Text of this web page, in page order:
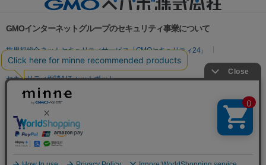
GMOインターネットグループのセキュリティ事業について
世界初総合ネットセキュリティサービス「GMOセキュリティ24」
パスワード漏洩診断
Webサイトリスク診断
セキュリティ相談AIチャットボット
実在証明・盗聴対策
サイバー攻撃対策（GMO Flatt Security）
セキュリティ事業の軌跡